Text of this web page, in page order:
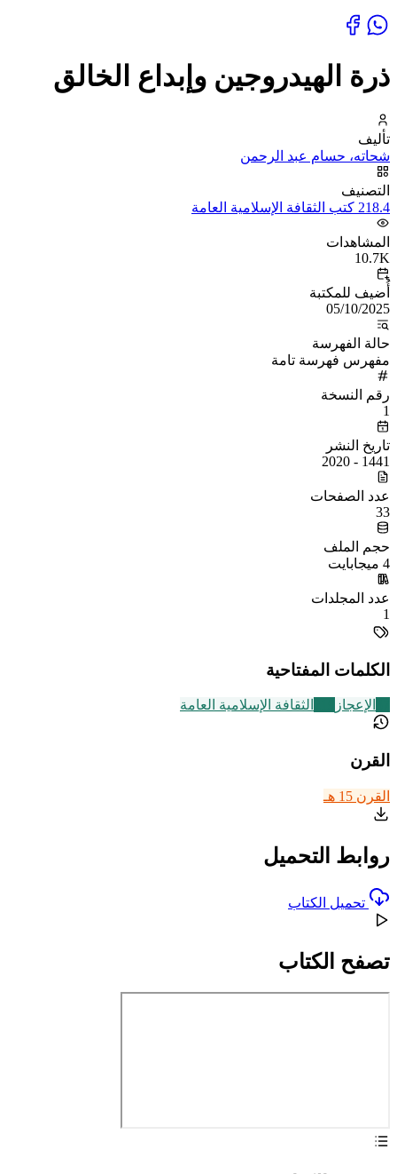
ذرة الهيدروجين وإبداع الخالق
تأليف
شحاته، حسام عبد الرحمن
التصنيف
218.4 كتب الثقافة الإسلامية العامة
المشاهدات
10.7K
أُضيف للمكتبة
05/10/2025
حالة الفهرسة
مفهرس فهرسة تامة
رقم النسخة
1
تاريخ النشر
1441 - 2020
عدد الصفحات
33
حجم الملف
4 ميجابايت
عدد المجلدات
1
الكلمات المفتاحية
الإعجاز الثقافة الإسلامية العامة
القرن
القرن 15 هـ
روابط التحميل
تحميل الكتاب
تصفح الكتاب